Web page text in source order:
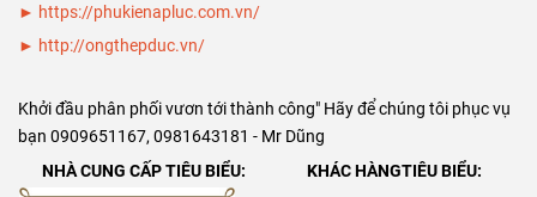
► https://phukienapluc.com.vn/
► http://ongthepduc.vn/
Khởi đầu phân phối vươn tới thành công" Hãy để chúng tôi phục vụ
bạn 0909651167, 0981643181 - Mr Dũng
NHÀ CUNG CẤP TIÊU BIỂU:
KHÁC HÀNGTIÊU BIỂU: